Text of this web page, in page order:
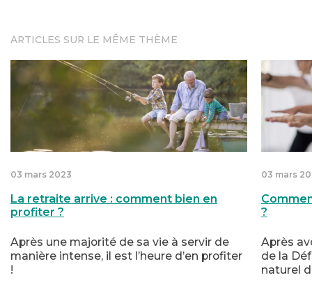
ARTICLES SUR LE MÊME THÈME
La retraite arrive : comment bien en profiter ?
03 mars 2023
La retraite arrive : comment bien en
profiter ?
Après une majorité de sa vie à servir de
manière intense, il est l’heure d’en profiter
!
03 mars
?
Après
de la
naturel